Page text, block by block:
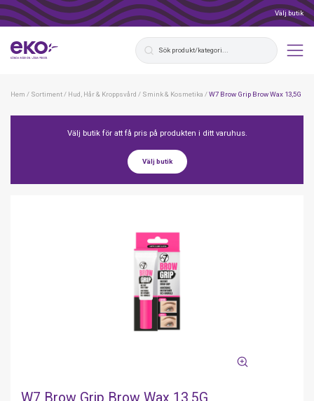
Välj butik
Hem / Sortiment/ Hud, Hår & Kroppsvård / Smink & Kosmetika /W7 Brow Grip Brow Wax 13,5G
Välj butik för att få pris på produkten i ditt varuhus.
Välj butik